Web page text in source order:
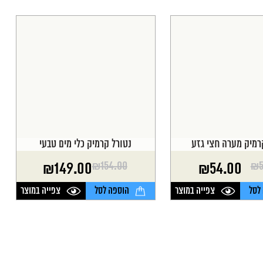
מערה חצי גזע
₪
₪54.00
צפייה במוצר
נטורל קרמיק כלי מים טבעי
₪154.00
המחיר
המקורי
היה:
₪149.00
המחיר
הנוכחי
הוא:
הוספה לסל צפייה במוצר